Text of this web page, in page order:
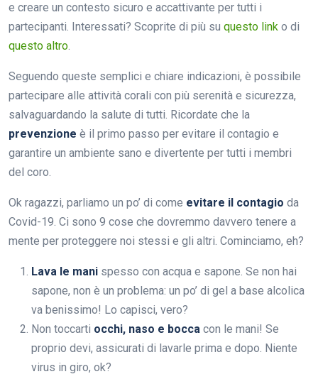
e creare un contesto sicuro e accattivante per tutti i
partecipanti. Interessati? Scoprite di più su questo link o di
questo altro.
Seguendo queste semplici e chiare indicazioni, è possibile
partecipare alle attività corali con più serenità e sicurezza,
salvaguardando la salute di tutti. Ricordate che la
prevenzione è il primo passo per evitare il contagio e
garantire un ambiente sano e divertente per tutti i membri
del coro.
Ok ragazzi, parliamo un po’ di come evitare il contagio da
Covid-19. Ci sono 9 cose che dovremmo davvero tenere a
mente per proteggere noi stessi e gli altri. Cominciamo, eh?
Lava le mani spesso con acqua e sapone. Se non hai
sapone, non è un problema: un po’ di gel a base alcolica
va benissimo! Lo capisci, vero?
Non toccarti occhi, naso e bocca con le mani! Se
proprio devi, assicurati di lavarle prima e dopo. Niente
virus in giro, ok?